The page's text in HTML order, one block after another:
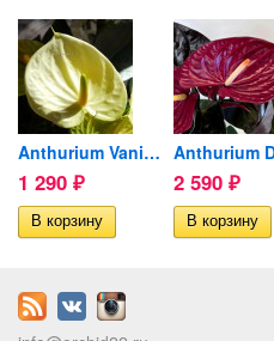
Anthurium Vanilla (отцвел)
1 290 ₽ 2 590 ₽